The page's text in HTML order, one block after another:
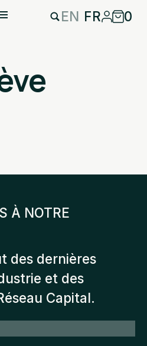
EN FR 0
À NOTRE
des dernières
et des
Capital.